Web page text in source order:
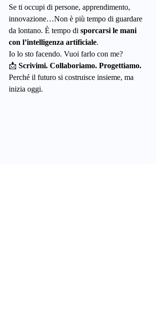
Se ti occupi di persone, apprendimento,
innovazione…Non è più tempo di guardare
da lontano. È tempo di sporcarsi le mani
con l’intelligenza artificiale.
Io lo sto facendo. Vuoi farlo con me?
📩 Scrivimi. Collaboriamo. Progettiamo.
Perché il futuro si costruisce insieme, ma
inizia oggi.